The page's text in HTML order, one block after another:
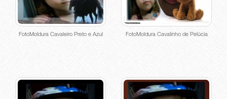
FotoMoldura Cavaleiro Preto e Azul FotoMoldura Cavalinho de Pelúcia